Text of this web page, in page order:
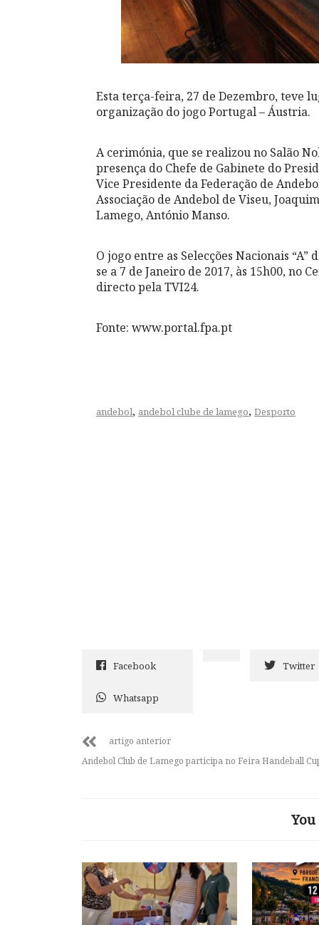
Esta terça-feira, 27 de Dezembro, teve
organização do jogo Portugal – Áustria.
A cerimónia, que se realizou no Salão
presença do Chefe de Gabinete do
Vice Presidente da Federação de
Associação de Andebol de Viseu,
Lamego, António Manso.
O jogo entre as Selecções Nacionais
se a 7 de Janeiro de 2017, às 15h00, no
directo pela TVI24.
Fonte: www.portal.fpa.pt
andebol, andebol clube de lamego, Desporto
Facebook Twitter
Whatsapp
artigo anterior
Andebol Club de Lamego participa no Feira Handeball